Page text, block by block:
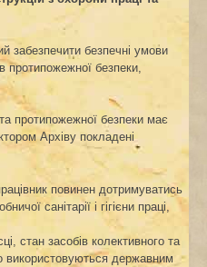
забезпечити безпечні умови
протипожежної безпеки,
протипожежної безпеки має
Архіву покладені
повинен дотримуватись
санітарії і гігієни праці,
стан засобів колективного та
використовуються державним